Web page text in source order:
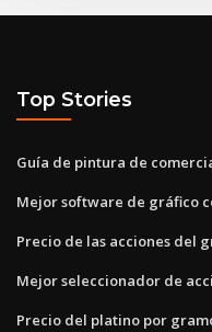
Top Stories
Guía de pintura de
Mejor software de gráfico
Precio de las acciones del
Mejor seleccionador de
Precio del platino por